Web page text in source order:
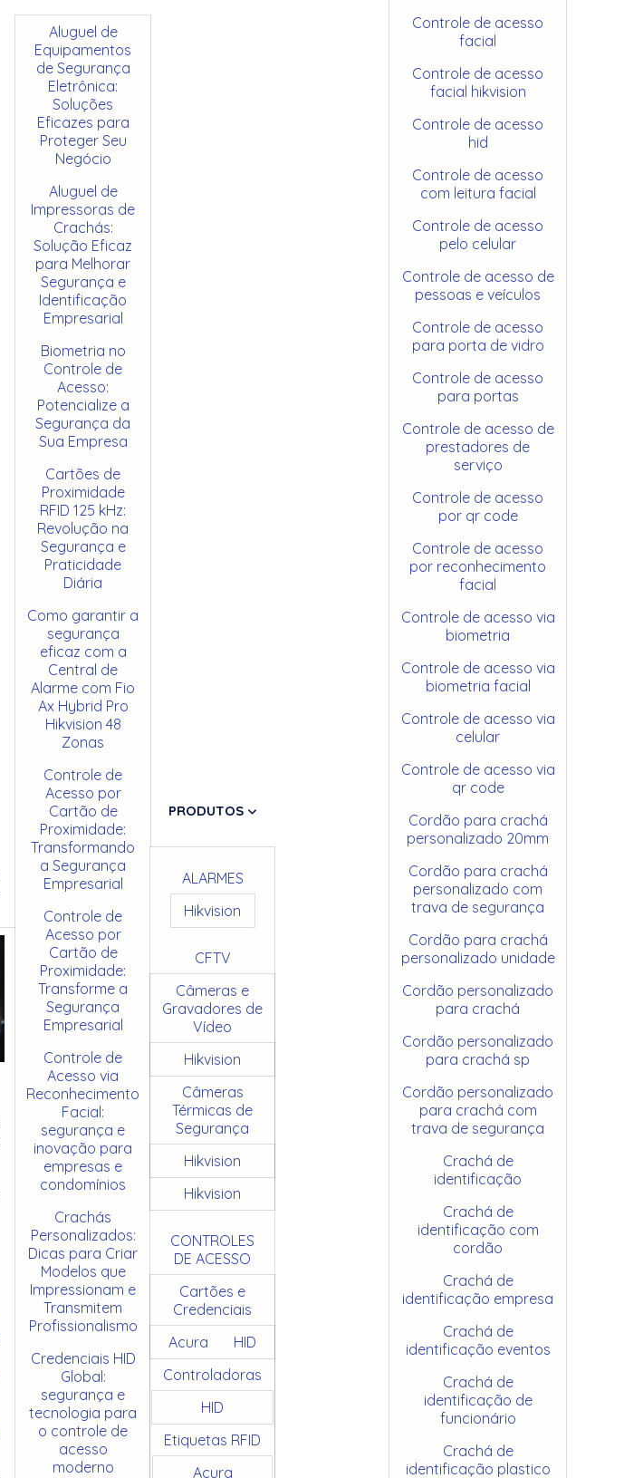
Aluguel de
Equipamentos
de Segurança
Eletrônica:
Soluções
Eficazes para
Proteger Seu
Negócio
Aluguel de
Impressoras de
Crachás:
Solução Eficaz
para Melhorar
Segurança e
Identificação
Empresarial
Biometria no
Controle de
Acesso:
Potencialize a
Segurança da
Sua Empresa
Cartões de
Proximidade
RFID 125 kHz:
Revolução na
Segurança e
Praticidade
Diária
Como garantir a
segurança
eficaz com a
Central de
Alarme com Fio
Ax Hybrid Pro
Hikvision 48
Zonas
Controle de
Acesso por
Cartão de
Proximidade:
Transformando
a Segurança
Empresarial
Controle de
Acesso por
Cartão de
Proximidade:
Transforme a
Segurança
Empresarial
Controle de
Acesso via
Reconhecimento
Facial:
segurança e
inovação para
empresas e
condomínios
Crachás
Personalizados:
Dicas para Criar
Modelos que
Impressionam e
Transmitem
Profissionalismo
Credenciais HID
Global:
segurança e
tecnologia para
o controle de
acesso
moderno
PRODUTOS
ALARMES
Hikvision
CFTV
Câmeras e
Gravadores de
Vídeo
Hikvision
Câmeras
Térmicas de
Segurança
Hikvision
Hikvision
CONTROLES
DE ACESSO
Cartões e
Credenciais
Acura
HID
Controladoras
HID
Etiquetas RFID
Acura
Controle de acesso
facial
Controle de acesso
facial hikvision
Controle de acesso
hid
Controle de acesso
com leitura facial
Controle de acesso
pelo celular
Controle de acesso de
pessoas e veículos
Controle de acesso
para porta de vidro
Controle de acesso
para portas
Controle de acesso de
prestadores de
serviço
Controle de acesso
por qr code
Controle de acesso
por reconhecimento
facial
Controle de acesso via
biometria
Controle de acesso via
biometria facial
Controle de acesso via
celular
Controle de acesso via
qr code
Cordão para crachá
personalizado 20mm
Cordão para crachá
personalizado com
trava de segurança
Cordão para crachá
personalizado unidade
Cordão personalizado
para crachá
Cordão personalizado
para crachá sp
Cordão personalizado
para crachá com
trava de segurança
Crachá de
identificação
Crachá de
identificação com
cordão
Crachá de
identificação empresa
Crachá de
identificação eventos
Crachá de
identificação de
funcionário
Crachá de
identificação plastico